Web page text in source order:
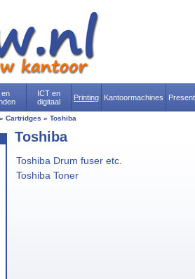
en
ICT en
digitaal
Printing Kantoormachines
» Cartridges » Toshiba
Toshiba
Toshiba Drum fuser etc.
Toshiba Toner